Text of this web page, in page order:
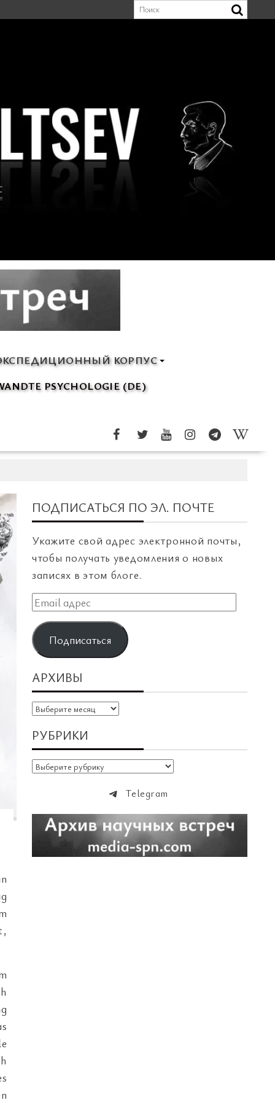
КОРПУС
PSYCHOLOGIE (DE)
ПОДПИСАТЬСЯ ПО ЭЛ. ПОЧТЕ
Укажите свой адрес электронной почты,
чтобы получать уведомления о новых
записях в этом блоге.
Email
адрес
Подписаться
АРХИВЫ
Архивы
РУБРИКИ
Рубрики
Telegram